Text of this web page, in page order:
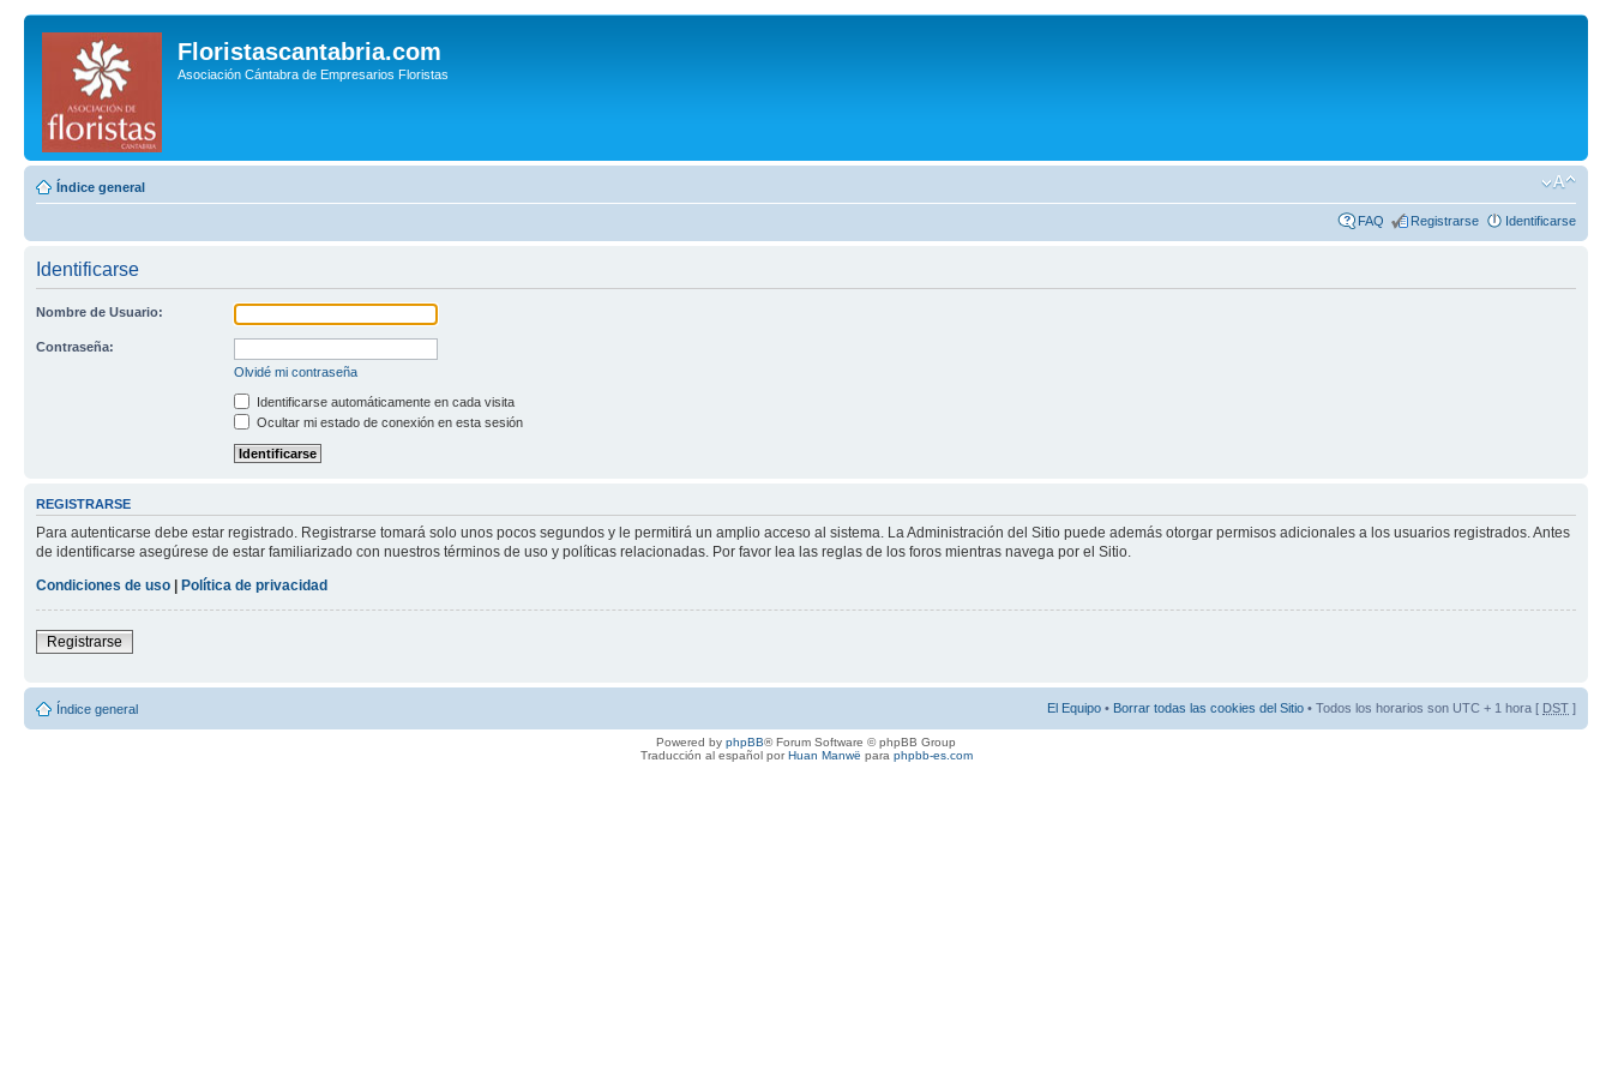
Floristascantabria.com
Asociación Cántabra de Empresarios Floristas
Índice general
FAQ Registrarse Identificarse
Identificarse
Nombre de Usuario:
Contraseña:
Olvidé mi contraseña
Identificarse automáticamente en cada visita
Ocultar mi estado de conexión en esta sesión
REGISTRARSE
Para autenticarse debe estar registrado. Registrarse tomará solo unos pocos segundos y le permitirá un amplio acceso al sistema. La Administración del Sitio puede además otorgar permisos adicionales a los usuarios registrados. Antes
de identificarse asegúrese de estar familiarizado con nuestros términos de uso y políticas relacionadas. Por favor lea las reglas de los foros mientras navega por el Sitio.
Condiciones de uso | Política de privacidad
Registrarse
Índice general El Equipo • Borrar todas las cookies del Sitio • Todos los horarios son UTC + 1 hora [ DST ]
Powered by phpBB® Forum Software © phpBB Group
Traducción al español porHuan Manwë para phpbb-es.com